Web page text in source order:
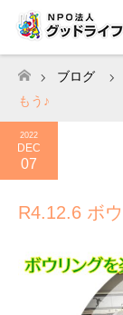
ホーム
ブログ
もう♪
2022
DEC
07
R4.12.6 ボ